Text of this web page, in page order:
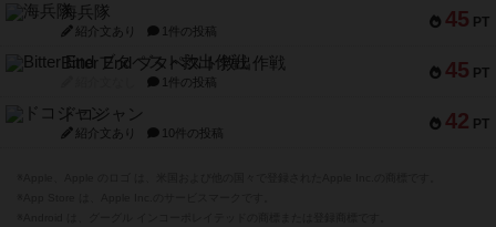
45 PT
海兵隊
紹介文あり 1件の投稿
45 PT
Bitter End ブタペスト救出作戦
1件の投稿
42 PT
ドコジャン
紹介文あり 10件の投稿